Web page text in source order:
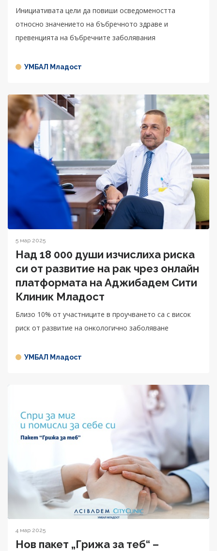
Инициативата цели да повиши осведомеността
относно значението на бъбречното здраве и
превенцията на бъбречните заболявания
УМБАЛ Младост
5 мар 2025
Над 18 000 души изчислиха риска
си от развитие на рак чрез онлайн
платформата на Аджибадем Сити
Клиник Младост
Близо 10% от участниците в проучването са с висок
риск от развитие на онкологично заболяване
УМБАЛ Младост
4 мар 2025
Нов пакет „Грижа за теб“ –